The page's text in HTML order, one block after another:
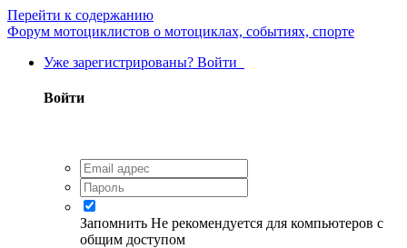
Перейти к содержанию
Форум мотоциклистов о мотоциклах, событиях, спорте
Уже зарегистрированы? Войти
Войти
Запомнить Не рекомендуется для компьютеров с
общим доступом